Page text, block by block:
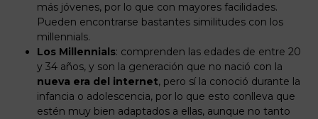
más jóvenes, por lo que con mayores facilidades.
Pueden encontrarse bastantes similitudes con los
millennials.
Los Millennials: comprenden las edades de entre 20
y 34 años, y son la generación que no nació con la
nueva era del internet, pero sí la conoció durante la
infancia o adolescencia, por lo que esto conlleva que
estén muy bien adaptados a ellas, aunque no tanto